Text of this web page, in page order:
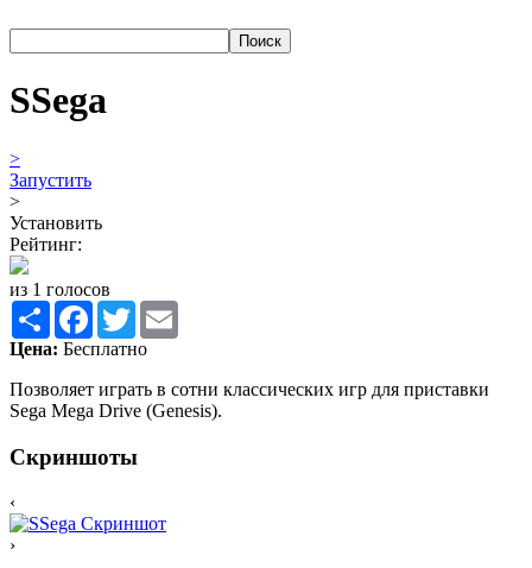
SSega
>
Запустить
>
Установить
Рейтинг:
из 1 голосов
Share Facebook
Twitter
Цена: Бесплатно
Позволяет играть в сотни классических игр для приставки
Sega Mega Drive (Genesis).
Скриншоты
‹
›